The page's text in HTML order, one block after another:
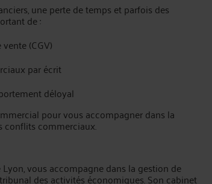
une perte de temps et parfois des
de :
(CGV)
par écrit
déloyal
pour vous accompagner dans la
conflits commerciaux.
vous accompagne dans la gestion de
des activités économiques. Son cabinet